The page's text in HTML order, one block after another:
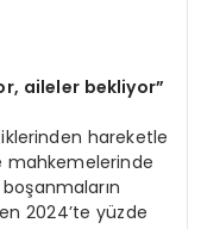
aileler bekliyor”
hareketle
mahkemelerinde
2024’te yüzde